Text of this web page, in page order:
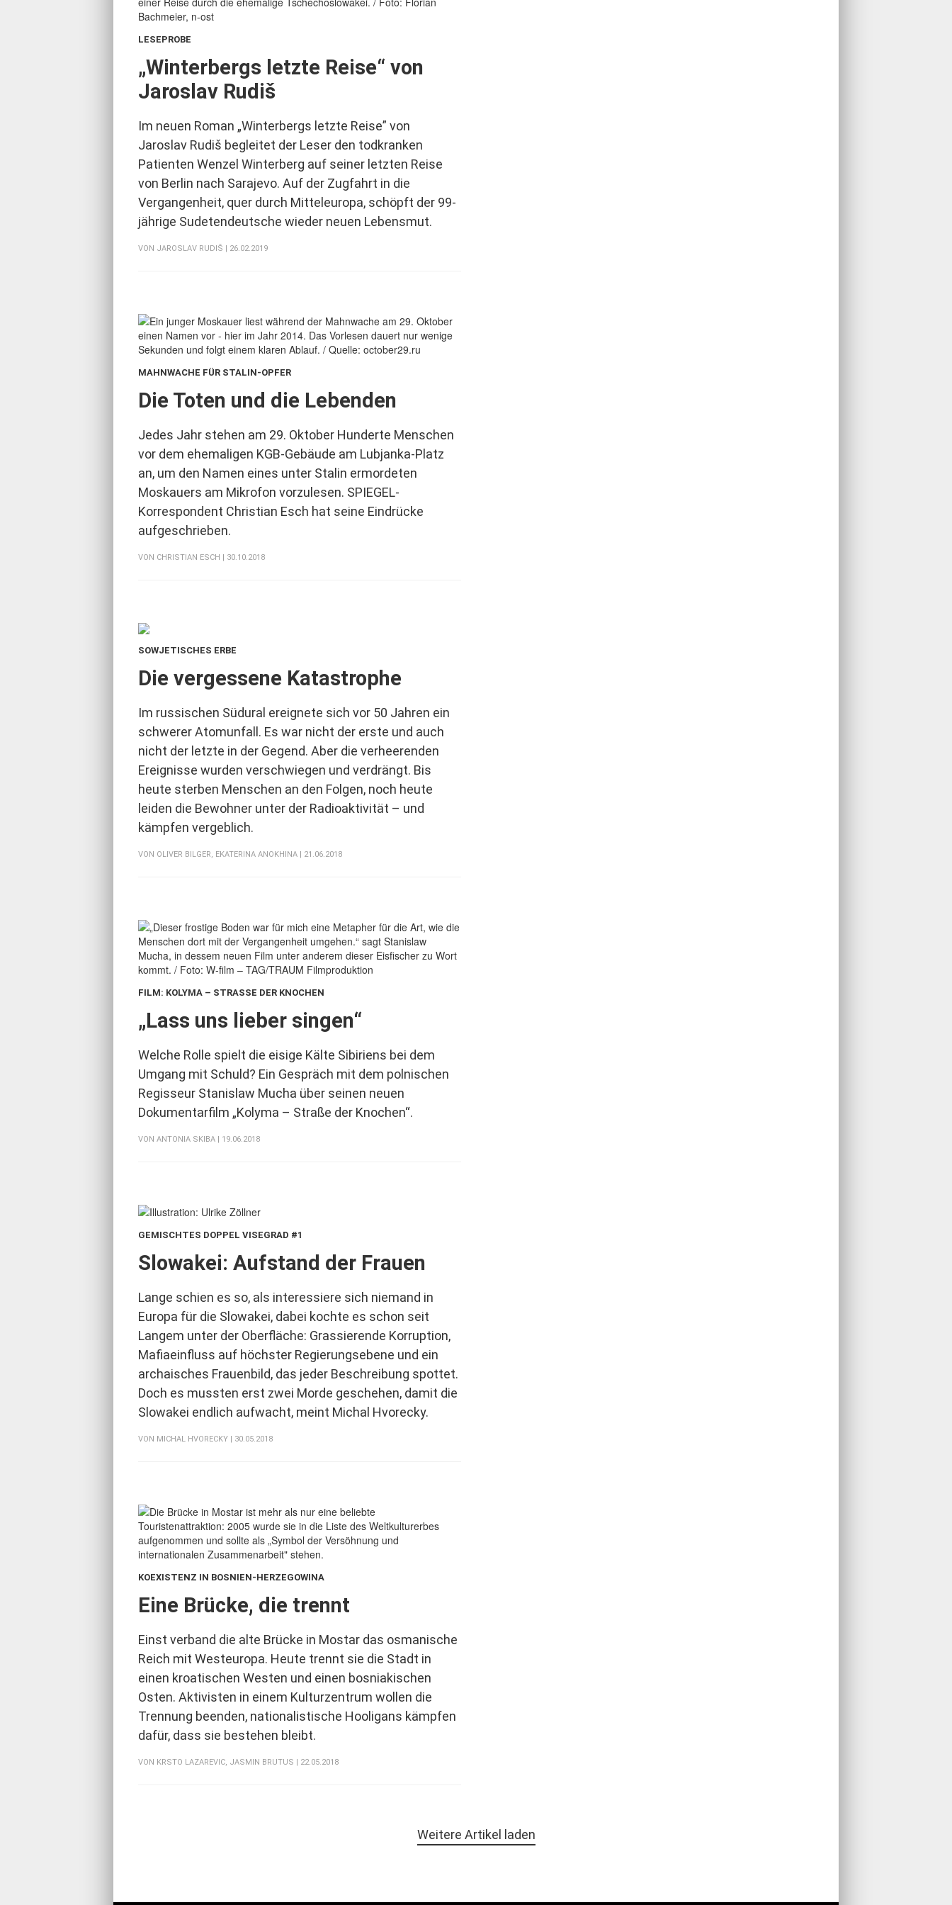
LESEPROBE
„Winterbergs letzte Reise“ von
Jaroslav Rudiš
Im neuen Roman „Winterbergs letzte Reise” von
Jaroslav Rudiš begleitet der Leser den todkranken
Patienten Wenzel Winterberg auf seiner letzten Reise
von Berlin nach Sarajevo. Auf der Zugfahrt in die
Vergangenheit, quer durch Mitteleuropa, schöpft der 99-
jährige Sudetendeutsche wieder neuen Lebensmut.
VON JAROSLAV RUDIŠ | 26.02.2019
MAHNWACHE FÜR STALIN-OPFER
Die Toten und die Lebenden
Jedes Jahr stehen am 29. Oktober Hunderte Menschen
vor dem ehemaligen KGB-Gebäude am Lubjanka-Platz
an, um den Namen eines unter Stalin ermordeten
Moskauers am Mikrofon vorzulesen. SPIEGEL-
Korrespondent Christian Esch hat seine Eindrücke
aufgeschrieben.
VON CHRISTIAN ESCH | 30.10.2018
SOWJETISCHES ERBE
Die vergessene Katastrophe
Im russischen Südural ereignete sich vor 50 Jahren ein
schwerer Atomunfall. Es war nicht der erste und auch
nicht der letzte in der Gegend. Aber die verheerenden
Ereignisse wurden verschwiegen und verdrängt. Bis
heute sterben Menschen an den Folgen, noch heute
leiden die Bewohner unter der Radioaktivität – und
kämpfen vergeblich.
VON OLIVER BILGER, EKATERINA ANOKHINA | 21.06.2018
FILM: KOLYMA – STRASSE DER KNOCHEN
„Lass uns lieber singen“
Welche Rolle spielt die eisige Kälte Sibiriens bei dem
Umgang mit Schuld? Ein Gespräch mit dem polnischen
Regisseur Stanislaw Mucha über seinen neuen
Dokumentarfilm „Kolyma – Straße der Knochen“.
VON ANTONIA SKIBA | 19.06.2018
GEMISCHTES DOPPEL VISEGRAD #1
Slowakei: Aufstand der Frauen
Lange schien es so, als interessiere sich niemand in
Europa für die Slowakei, dabei kochte es schon seit
Langem unter der Oberfläche: Grassierende Korruption,
Mafiaeinfluss auf höchster Regierungsebene und ein
archaisches Frauenbild, das jeder Beschreibung spottet.
Doch es mussten erst zwei Morde geschehen, damit die
Slowakei endlich aufwacht, meint Michal Hvorecky.
VON MICHAL HVORECKY | 30.05.2018
KOEXISTENZ IN BOSNIEN-HERZEGOWINA
Eine Brücke, die trennt
Einst verband die alte Brücke in Mostar das osmanische
Reich mit Westeuropa. Heute trennt sie die Stadt in
einen kroatischen Westen und einen bosniakischen
Osten. Aktivisten in einem Kulturzentrum wollen die
Trennung beenden, nationalistische Hooligans kämpfen
dafür, dass sie bestehen bleibt.
VON KRSTO LAZAREVIC, JASMIN BRUTUS | 22.05.2018
Weitere Artikel laden